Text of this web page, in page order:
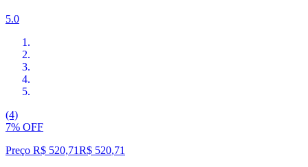
5.0
(4)
7% OFF
Preço R$ 520,71R$ 520,71